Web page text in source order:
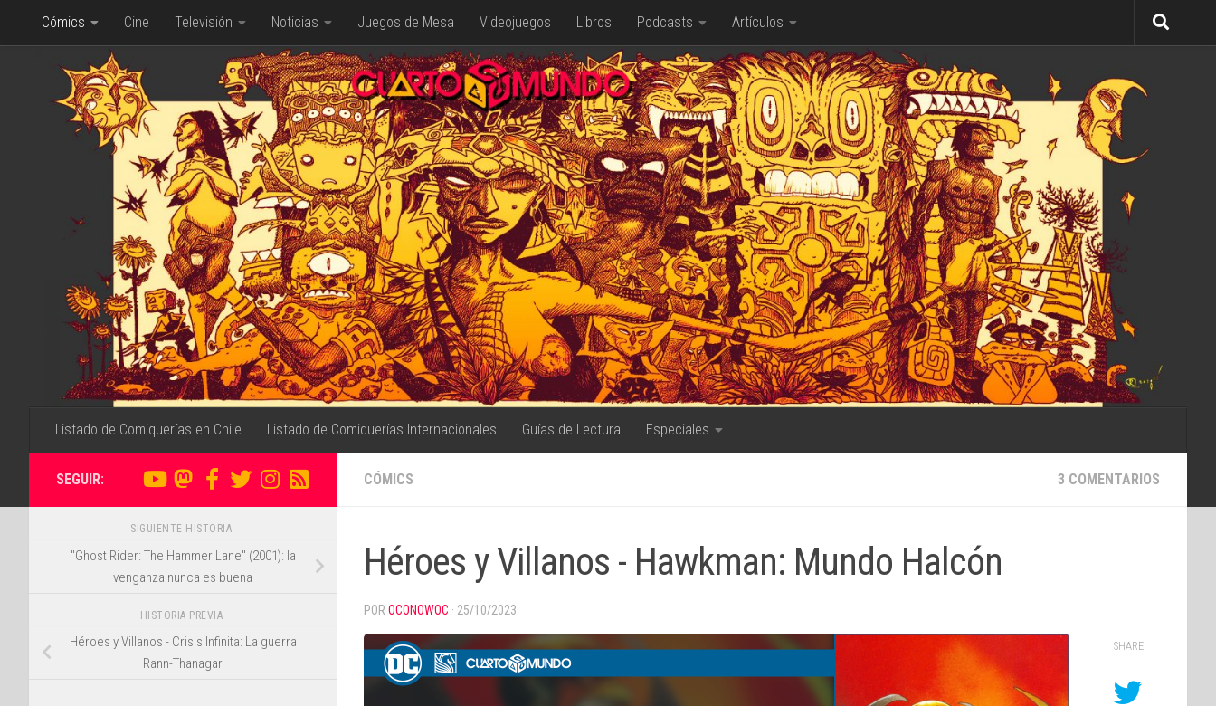
Saltar al contenido
Cómics Cine Televisión Noticias Juegos de Mesa Videojuegos Libros Podcasts Artículos
Listado de Comiquerías en Chile Listado de Comiquerías Internacionales Guías de Lectura Especiales
CÓMICS 3 COMENTARIOS
Héroes y Villanos - Hawkman: Mundo Halcón
POR OCONOWOC · 25/10/2023
SHARE
SEGUIR:
SIGUIENTE HISTORIA
"Ghost Rider: The Hammer Lane" (2001): la
venganza nunca es buena
HISTORIA PREVIA
Héroes y Villanos - Crisis Infinita: La guerra
Rann-Thanagar